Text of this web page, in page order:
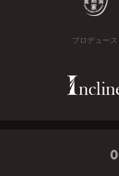
プロデュース